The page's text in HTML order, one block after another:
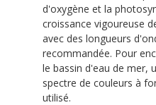
d'oxygène et la
croissance vigoureuse
avec des longueurs
recommandée. Pour
le bassin d'eau de mer,
spectre de couleurs à
utilisé.